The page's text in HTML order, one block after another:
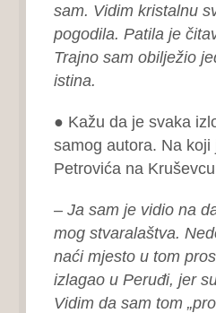
sam. Vidim kristalnu
pogodila. Patila je
Trajno sam obilježio
istina.
● Kažu da je svaka
samog autora. Na
Petrovića na
– Ja sam je vidio na
mog stvaralaštva.
naći mjesto u tom
izlagao u Peruđi, jer
Vidim da sam tom